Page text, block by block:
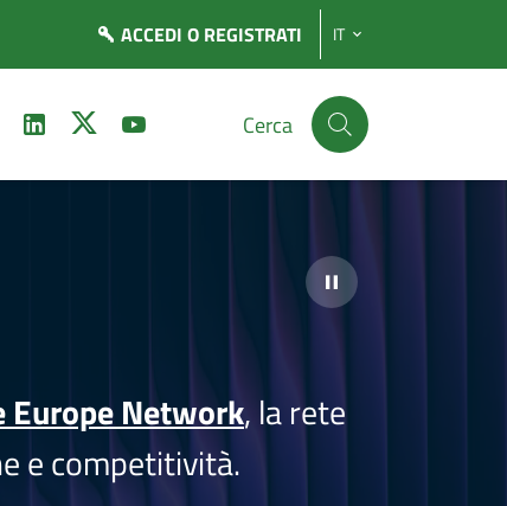
ACCEDI O REGISTRATI IT
Cerca
Europe Network, la rete
e competitività.